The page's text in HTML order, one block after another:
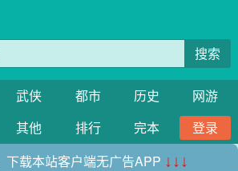
搜索
武侠 都市 历史
网游
其他 排行 完本
登录
下载本站客户端无广告APP ↓↓↓